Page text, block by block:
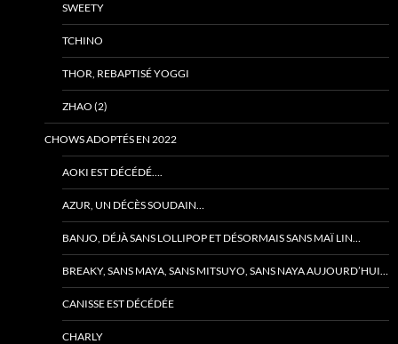
SWEETY
TCHINO
THOR, REBAPTISÉ YOGGI
ZHAO (2)
CHOWS ADOPTÉS EN 2022
AOKI EST DÉCÉDÉ….
AZUR, UN DÉCÈS SOUDAIN…
BANJO, DÉJÀ SANS LOLLIPOP ET DÉSORMAIS SANS MAÏ LIN…
BREAKY, SANS MAYA, SANS MITSUYO, SANS NAYA AUJOURD’HUI…
CANISSE EST DÉCÉDÉE
CHARLY